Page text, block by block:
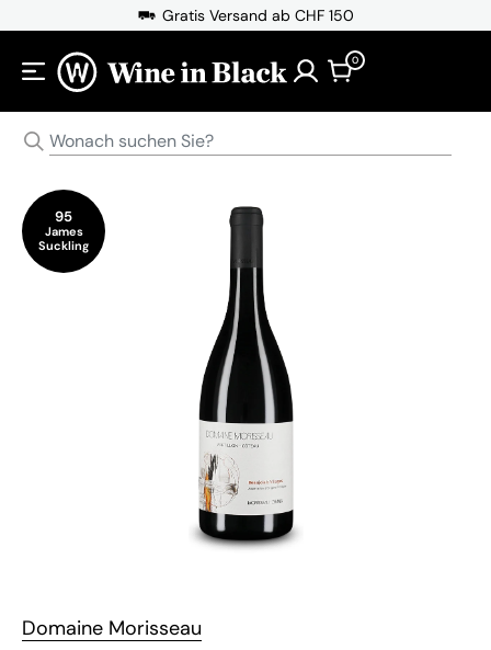
Direkt zum Inhalt Gratis Versand ab CHF 150
0
95
James
Suckling
Domaine Morisseau